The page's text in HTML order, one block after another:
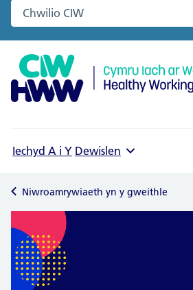
Chwilio gwefan Cymru Iach ar Waith
Iechyd A i Y Dewislen
Niwroamrywiaeth yn y gweithle